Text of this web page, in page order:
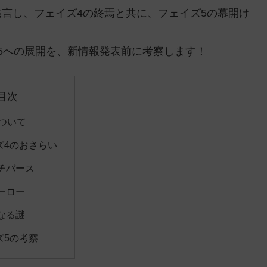
し、フェイズ4の終焉と共に、フェイズ5の幕開け
の展開を、新情報発表前に考察します！
次
いて
4のおさらい
バース
ロー
る謎
5の考察